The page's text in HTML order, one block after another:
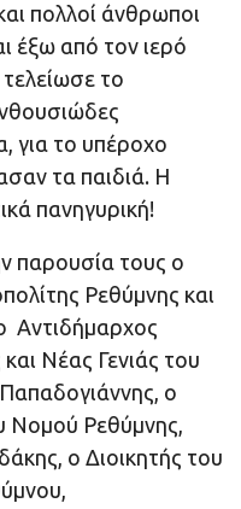
πολλοί άνθρωποι
έξω από τον ιερό
το
για το υπέροχο
τα παιδιά. Η
πανηγυρική!
παρουσία τους ο
Ρεθύμνης και
Αντιδήμαρχος
Νέας Γενιάς του
ο
Νομού Ρεθύμνης,
ο Διοικητής του